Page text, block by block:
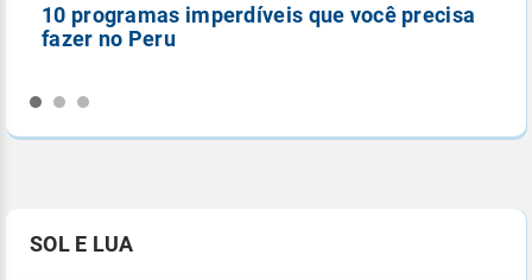
10 programas imperdíveis que você precisa
fazer no Peru
SOL E LUA